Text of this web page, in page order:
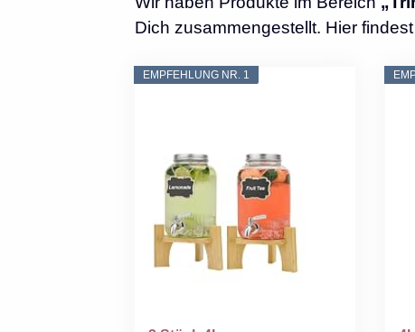
Dich zusammengestellt. Hier
EMPFEHLUNG NR. 1